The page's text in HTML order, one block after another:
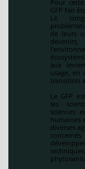
Pour
GFP fait
Le
de leurs
devenirs,
aux
usage, en
transition
Le GFP
les
sciences
humaines
diverses